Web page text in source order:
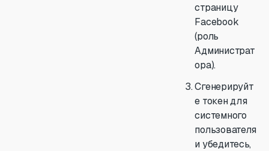
страницу
Facebook
(роль
Администрат
ора).
Сгенерируйт
е токен для
системного
пользователя
и убедитесь,